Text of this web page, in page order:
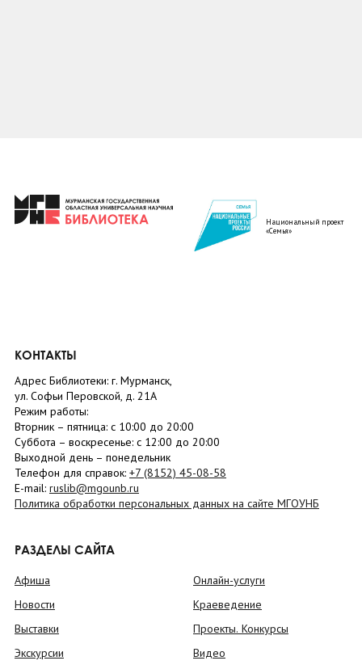
Национальный проект
«Семья»
КОНТАКТЫ
Адрес Библиотеки: г. Мурманск,
ул. Софьи Перовской, д. 21А
Режим работы:
Вторник – пятница: с 10:00 до 20:00
Суббота – воскресенье: c 12:00 до 20:00
Выходной день – понедельник
Телефон для справок: +7 (8152) 45-08-58
E-mail: ruslib@mgounb.ru
Политика обработки персональных данных на сайте МГОУНБ
РАЗДЕЛЫ САЙТА
Афиша
Новости
Выставки
Экскурсии
Онлайн-услуги
Краеведение
Проекты. Конкурсы
Видео